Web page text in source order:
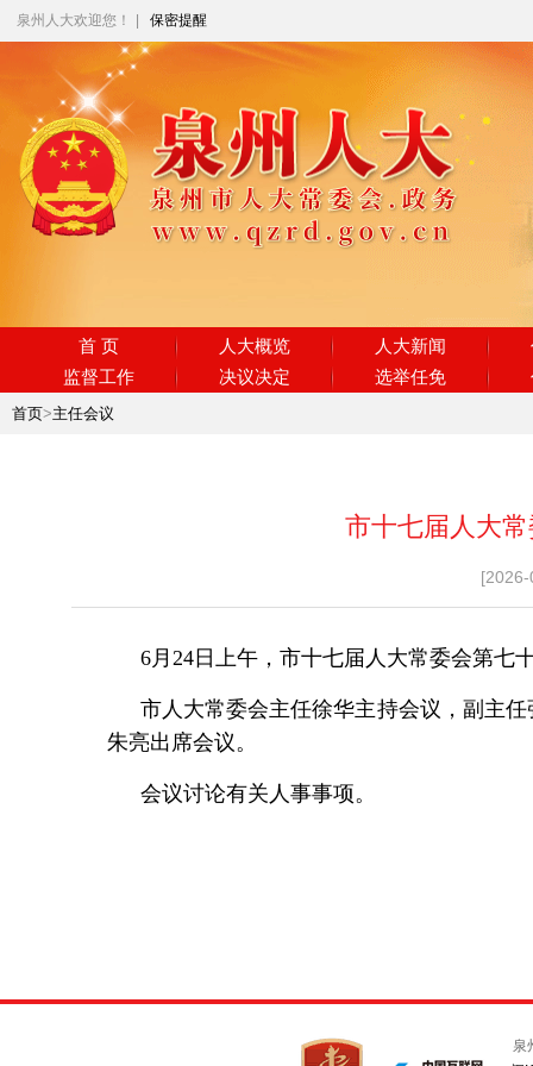
泉州人大欢迎您！ 保密提醒
首 页 人大概览 人大新闻
监督工作
决议决定 选举任免
首页>主任会议
市十七届人大
6月24日上午，市十七届人大常委会第七
市人大常委会主任徐华主持会议，副主
朱亮出席会议。
会议讨论有关人事事项。
泉